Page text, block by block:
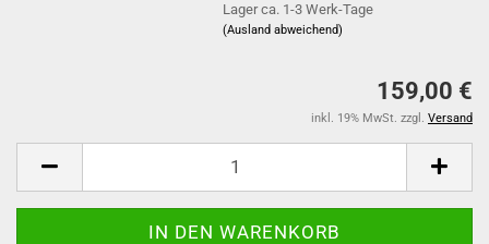
Lager ca. 1-3 Werk-Tage
(Ausland abweichend)
159,00 €
inkl. 19% MwSt. zzgl. Versand